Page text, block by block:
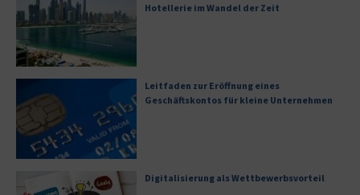
Hotellerie im Wandel der Zeit
Leitfaden zur Eröffnung eines
Geschäftskontos für kleine Unternehmen
Digitalisierung als Wettbewerbsvorteil